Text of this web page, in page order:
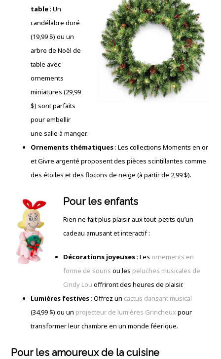
table: Un
candélabre doré
(19,99 $) ou un
arbre de Noël de
table avec
ornements
miniatures (29,99
$) sont parfaits
pour embellir
une salle à manger.
Ornements thématiques: Les collections Moments en or
et Givre argenté proposent des pièces scintillantes comme
des étoiles et des flocons de neige (à partir de 2,99 $).
Pour les enfants
Rien ne fait plus plaisir aux tout-petits qu’un
cadeau amusant et interactif :
Décorations joyeuses: Les ornements en
forme de souris ou les peluches musicales de
Cindy Lou offriront des heures de plaisir.
Lumières festives: Offrez un cactus dansant musical
(34,99 $) ou un projecteur de lumières Grincheuxpour
transformer leur chambre en un monde féerique.
Pour les amoureux de la cuisine